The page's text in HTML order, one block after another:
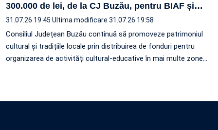
300.000 de lei, de la CJ Buzău, pentru BIAF și…
31.07.26 19:45 Ultima modificare 31.07.26 19:58
Consiliul Județean Buzău continuă să promoveze patrimoniul
cultural și tradițiile locale prin distribuirea de fonduri pentru
organizarea de activități cultural-educative în mai multe zone…